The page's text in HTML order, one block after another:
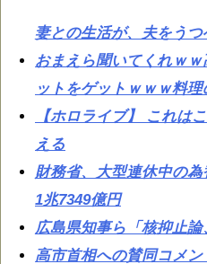
妻との生活が、夫をう
おまえら聞いてくれｗ
ットをゲットｗｗｗ料
【ホロライブ】 これは
える
財務省、大型連休中の
1兆7349億円
広島県知事ら「核抑止論
高市首相への賛同コメ